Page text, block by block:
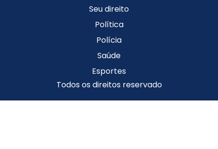
Seu direito
Política
Polícia
Saúde
Esportes
Todos os direitos reservado